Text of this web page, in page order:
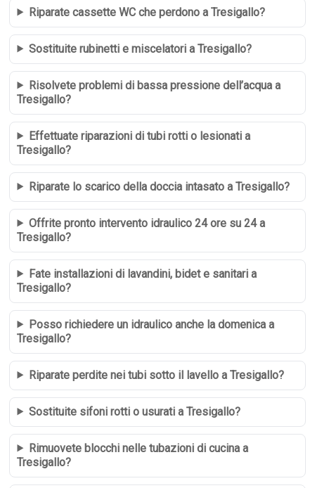
Riparate cassette WC che perdono a Tresigallo?
Sostituite rubinetti e miscelatori a Tresigallo?
Risolvete problemi di bassa pressione dell’acqua a
Tresigallo?
Effettuate riparazioni di tubi rotti o lesionati a
Tresigallo?
Riparate lo scarico della doccia intasato a Tresigallo?
Offrite pronto intervento idraulico 24 ore su 24 a
Tresigallo?
Fate installazioni di lavandini, bidet e sanitari a
Tresigallo?
Posso richiedere un idraulico anche la domenica a
Tresigallo?
Riparate perdite nei tubi sotto il lavello a Tresigallo?
Sostituite sifoni rotti o usurati a Tresigallo?
Rimuovete blocchi nelle tubazioni di cucina a
Tresigallo?